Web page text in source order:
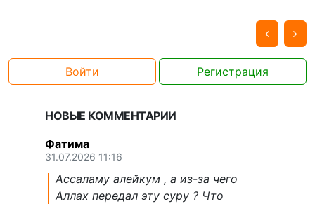
Войти Регистрация
НОВЫЕ КОММЕНТАРИИ
Фатима
31.07.2026 11:16
Ассаламу алейкум , а из-за чего
Аллах передал эту суру ? Что